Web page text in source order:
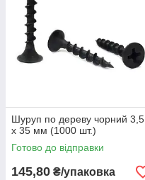
Шуруп по дереву чорний 3,5
х 35 мм (1000 шт.)
Готово до відправки
145,80 ₴/упаковка